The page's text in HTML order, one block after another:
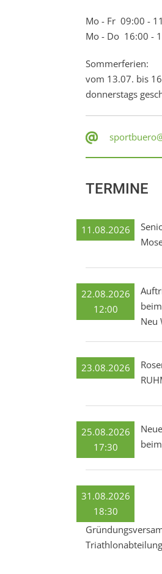
Mo - Fr 09:00 -
Mo - Do 16:00 -
Sommerferien:
vom 13.07. bis
donnerstags
TERMINE
11.08.2026
22.08.2026
12:00
Neu
23.08.2026
25.08.2026
17:30
31.08.2026
18:30
Triathlonabteilung